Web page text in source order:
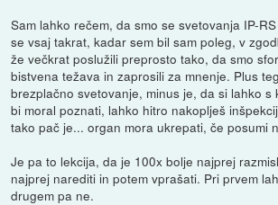
Sam lahko rečem, da smo se svetovanja IP-
se vsaj takrat, kadar sem bil sam poleg, v
že večkrat poslužili preprosto tako, da smo
bistvena težava in zaprosili za mnenje. Plus
brezplačno svetovanje, minus je, da si lahko s
bi moral poznati, lahko hitro nakoplješ
tako pač je... organ mora ukrepati, če posumi
Je pa to lekcija, da je 100x bolje najprej
najprej narediti in potem vprašati. Pri prvem
drugem pa ne.